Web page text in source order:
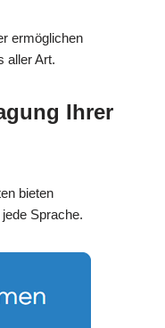
ermöglichen
aller Art.
Ihrer
bieten
Sprache.